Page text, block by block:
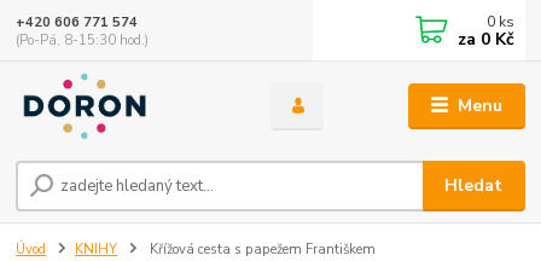
Menu
Hledat
+420 606 771 574
(Po-Pá, 8-15:30 hod.)
0 ks
za 0 Kč
Úvod KNIHY Křížová cesta s papežem Františkem